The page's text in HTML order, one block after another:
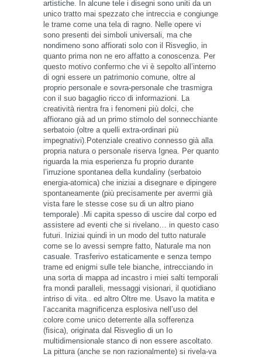
artistiche. In alcune tele i disegni sono uniti da un
unico tratto mai spezzato che intreccia e congiunge
le trame come una tela di ragno. Nelle opere vi
sono presenti dei simboli universali, ma che
nondimeno sono affiorati solo con il Risveglio, in
quanto prima non ne ero affatto a conoscenza. Per
questo motivo confermo che vi è sepolto all’interno
di ogni essere un patrimonio comune, oltre al
proprio personale e sovra-personale che trasmigra
con il suo bagaglio ricco di informazioni. La
creatività rientra fra i fenomeni più dolci, che
affiorano già ad un primo stimolo del sonnecchiante
serbatoio (oltre a quelli extra-ordinari più
impegnativi).Potenziale creativo connesso già alla
propria natura o personale riserva Ignea. Per quanto
riguarda la mia esperienza fu proprio durante
l’irruzione spontanea della kundaliny (serbatoio
energia-atomica) che iniziai a disegnare e dipingere
spontaneamente (più precisamente per avermi già
vista fare le stesse cose su di un altro piano
temporale) .Mi capita spesso di uscire dal corpo ed
assistere ad eventi che si rivelano… in questo caso
futuri. Iniziai quindi in un modo del tutto naturale
come se lo avessi sempre fatto, Naturale ma non
casuale. Trasferivo estaticamente e senza tempo
trame ed enigmi sulle tele bianche, intrecciando in
una sorta di mappa ad incastro i miei salti temporali
fra mondi paralleli, messaggi visionari, il quotidiano
intriso di vita.. ed altro Oltre me. Usavo la matita e
l’accanita magnificenza esplosiva nell’uso del
colore come unico deterrente alla sofferenza
(fisica), originata dal Risveglio di un Io
multidimensionale stanco di non essere ascoltato.
La pittura (anche se non razionalmente) si rivela-va